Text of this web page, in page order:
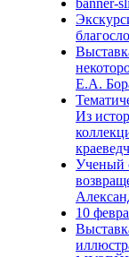
banner-
Е.А.
Из
Ученый
10